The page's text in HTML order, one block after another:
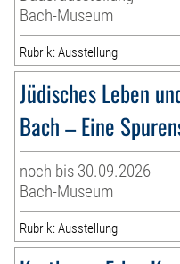
Bach-Museum
Rubrik: Ausstellung
Jüdisches Leben
Bach – Eine
noch bis 30.09.2026
Bach-Museum
Rubrik: Ausstellung